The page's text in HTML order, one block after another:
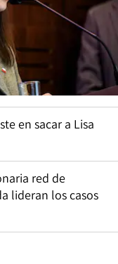
en sacar a Lisa
red de
lideran los casos